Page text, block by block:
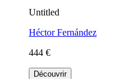
Untitled
Héctor Fernández
444 €
Découvrir